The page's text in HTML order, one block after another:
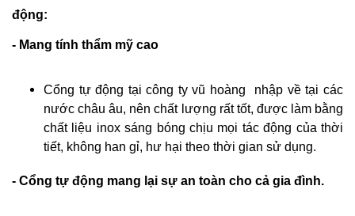
động:
- Mang tính thẩm mỹ cao
Cổng tự động tại công ty vũ hoàng nhập về tại các
nước châu âu, nên chất lượng rất tốt, được làm bằng
chất liệu inox sáng bóng chịu mọi tác động của thời
tiết, không han gỉ, hư hại theo thời gian sử dụng.
- Cổng tự động mang lại sự an toàn cho cả gia đình.